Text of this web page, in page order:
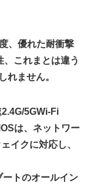
、優れた耐衝撃
これまとは違う
れません。
5GWi-Fi
は、ネットワー
イクに対応し、
トのオールイン